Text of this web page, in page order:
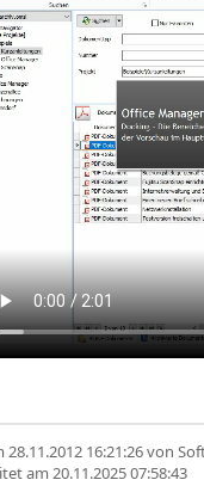
28.11.2012 16:21:26von
am 20.11.2025 07:58:43